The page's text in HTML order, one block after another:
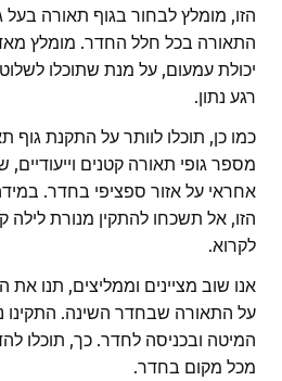
הזו, מומלץ לבחור בגוף תאורה בעל
התאורה בכל חלל החדר. מומלץ
יכולת עמעום, על מנת שתוכלו
רגע נתון.
כמו כן, תוכלו לוותר על התקנת גוף
מספר גופי תאורה קטנים
אחראי על אזור ספציפי בחדר.
הזו, אל תשכחו להתקין מנורת לילה
לקרוא.
אנו שוב מציינים וממליצים, תנו
על התאורה שבחדר השינה. התקינו
המיטה ובכניסה לחדר. כך, תוכלו
מכל מקום בחדר.